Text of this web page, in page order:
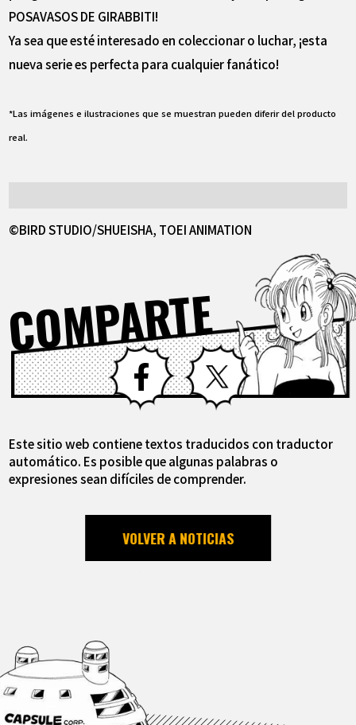
POSAVASOS DE GIRABBITI!
Ya sea que esté interesado en coleccionar o luchar, ¡esta
nueva serie es perfecta para cualquier fanático!
*Las imágenes e ilustraciones que se muestran pueden diferir del producto
real.
©BIRD STUDIO/SHUEISHA, TOEI ANIMATION
COMPARTE
Facebook X
Este sitio web contiene textos traducidos con traductor
automático. Es posible que algunas palabras o
expresiones sean difíciles de comprender.
VOLVER A NOTICIAS